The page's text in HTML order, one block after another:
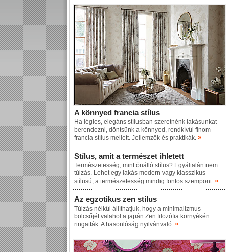
A könnyed francia stílus
Ha légies, elegáns stílusban szeretnénk lakásunkat
berendezni, döntsünk a könnyed, rendkívül finom
francia stílus mellett. Jellemzők és praktikák. »
Stílus, amit a természet ihletett
Természetesség, mint önálló stílus? Egyáltalán nem
túlzás. Lehet egy lakás modern vagy klasszikus
stílusú, a természetesség mindig fontos szempont. »
Az egzotikus zen stílus
Túlzás nélkül állíthatjuk, hogy a minimalizmus
bölcsőjét valahol a japán Zen filozófia környékén
ringatták. A hasonlóság nyilvánvaló. »